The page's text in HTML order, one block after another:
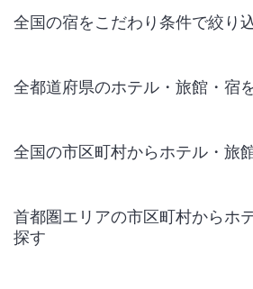
全国の宿をこだわり条件で絞り
全都道府県のホテル・旅館・宿
全国の市区町村からホテル・旅
首都圏エリアの市区町村からホ
探す